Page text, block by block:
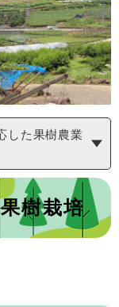
した果樹農業
樹栽培